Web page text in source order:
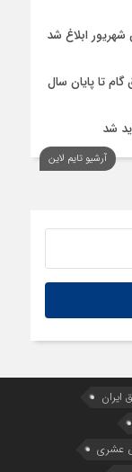
شهریور ابلاغ شد
گام تا پایان سال
شد
آرشیو تایم لاین
ایران
عشری